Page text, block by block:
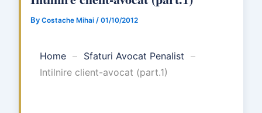
By Costache Mihai / 01/10/2012
Home – Sfaturi Avocat Penalist –
Intilnire client-avocat (part.1)